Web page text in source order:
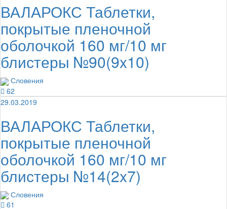
ВАЛАРОКС Таблетки,
покрытые пленочной
оболочкой 160 мг/10 мг
блистеры №90(9x10)
Словения
62
29.03.2019
ВАЛАРОКС Таблетки,
покрытые пленочной
оболочкой 160 мг/10 мг
блистеры №14(2x7)
Словения
61